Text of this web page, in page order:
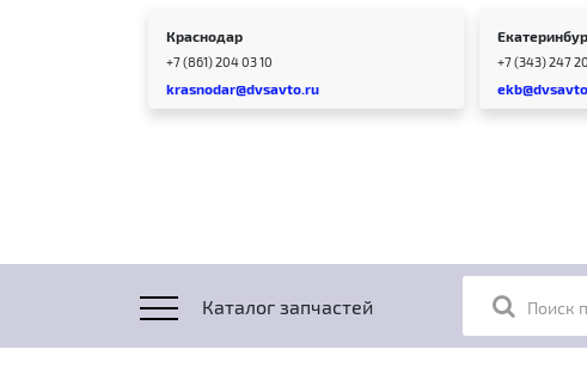
Краснодар
+7 (861) 204 03 10
krasnodar@dvsavto.ru
+7 (343) 247
Каталог запчастей Поиск